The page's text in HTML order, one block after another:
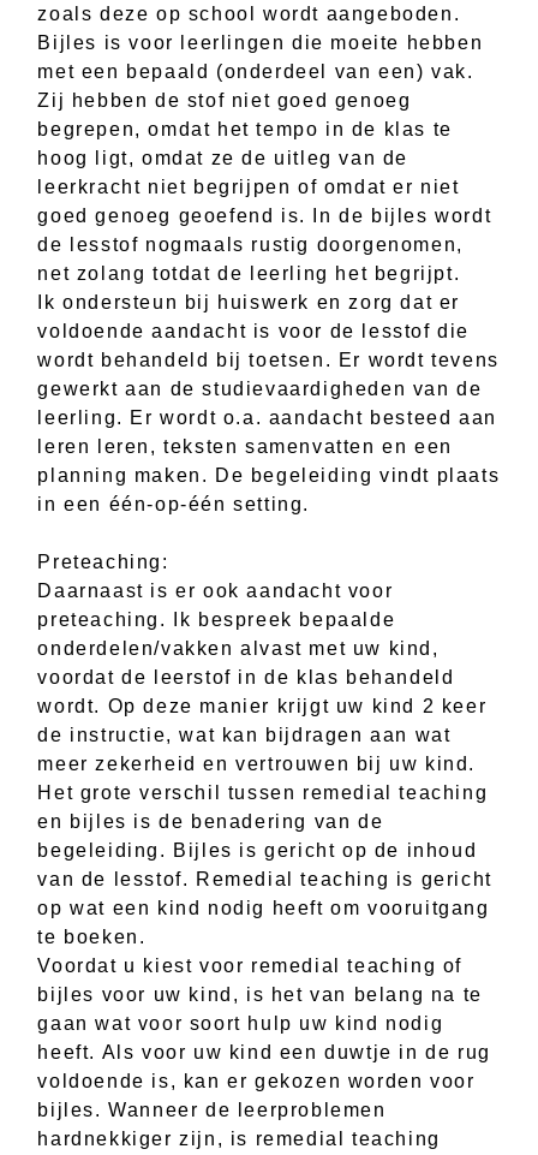
zoals deze op school wordt aangeboden.
Bijles is voor leerlingen die moeite hebben
met een bepaald (onderdeel van een) vak.
Zij hebben de stof niet goed genoeg
begrepen, omdat het tempo in de klas te
hoog ligt, omdat ze de uitleg van de
leerkracht niet begrijpen of omdat er niet
goed genoeg geoefend is. In de bijles wordt
de lesstof nogmaals rustig doorgenomen,
net zolang totdat de leerling het begrijpt.
Ik ondersteun bij huiswerk en zorg dat er
voldoende aandacht is voor de lesstof die
wordt behandeld bij toetsen. Er wordt tevens
gewerkt aan de studievaardigheden van de
leerling. Er wordt o.a. aandacht besteed aan
leren leren, teksten samenvatten en een
planning maken. De begeleiding vindt plaats
in een één-op-één setting.
Preteaching:
Daarnaast is er ook aandacht voor
preteaching. Ik bespreek bepaalde
onderdelen/vakken alvast met uw kind,
voordat de leerstof in de klas behandeld
wordt. Op deze manier krijgt uw kind 2 keer
de instructie, wat kan bijdragen aan wat
meer zekerheid en vertrouwen bij uw kind.
Het grote verschil tussen remedial teaching
en bijles is de benadering van de
begeleiding. Bijles is gericht op de inhoud
van de lesstof. Remedial teaching is gericht
op wat een kind nodig heeft om vooruitgang
te boeken.
Voordat u kiest voor remedial teaching of
bijles voor uw kind, is het van belang na te
gaan wat voor soort hulp uw kind nodig
heeft. Als voor uw kind een duwtje in de rug
voldoende is, kan er gekozen worden voor
bijles. Wanneer de leerproblemen
hardnekkiger zijn, is remedial teaching